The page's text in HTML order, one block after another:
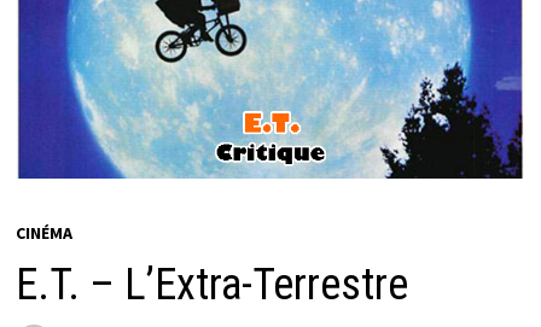
CINÉMA
E.T. – L’Extra-Terrestre